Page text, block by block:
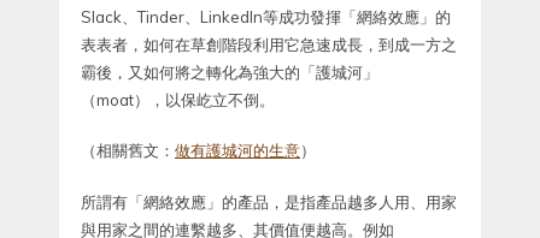
Slack、Tinder、LinkedIn等成功發揮「網絡效應」的
表表者，如何在草創階段利用它急速成長，到成一方之
霸後，又如何將之轉化為強大的「護城河」
（moat），以保屹立不倒。
（相關舊文： 做有護城河的生意）
所謂有「網絡效應」的產品，是指產品越多人用、用家
與用家之間的連繫越多、其價值便越高。例如